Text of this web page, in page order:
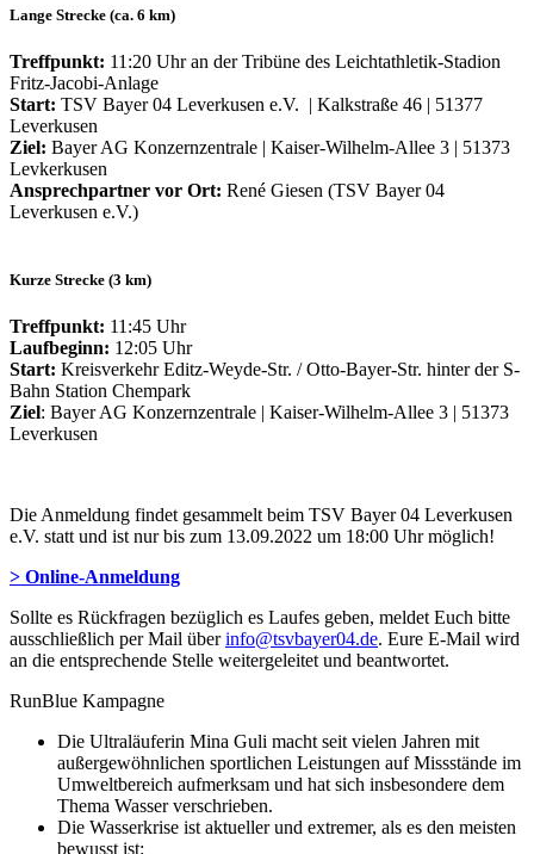
Lange Strecke (ca. 6 km)
Treffpunkt: 11:20 Uhr an der Tribüne des Leichtathletik-Stadion
Fritz-Jacobi-Anlage
Start: TSV Bayer 04 Leverkusen e.V. | Kalkstraße 46 | 51377
Leverkusen
Ziel: Bayer AG Konzernzentrale | Kaiser-Wilhelm-Allee 3 | 51373
Levkerkusen
Ansprechpartner vor Ort: René Giesen (TSV Bayer 04
Leverkusen e.V.)
Kurze Strecke (3 km)
Treffpunkt: 11:45 Uhr
Laufbeginn: 12:05 Uhr
Start: Kreisverkehr Editz-Weyde-Str. / Otto-Bayer-Str. hinter der S-
Bahn Station Chempark
Ziel: Bayer AG Konzernzentrale | Kaiser-Wilhelm-Allee 3 | 51373
Leverkusen
Die Anmeldung findet gesammelt beim TSV Bayer 04 Leverkusen
e.V. statt und ist nur bis zum 13.09.2022 um 18:00 Uhr möglich!
> Online-Anmeldung
Sollte es Rückfragen bezüglich es Laufes geben, meldet Euch bitte
ausschließlich per Mail überinfo@tsvbayer04.de. Eure E-Mail wird
an die entsprechende Stelle weitergeleitet und beantwortet.
RunBlue Kampagne
Die Ultraläuferin Mina Guli macht seit vielen Jahren mit
außergewöhnlichen sportlichen Leistungen auf Missstände im
Umweltbereich aufmerksam und hat sich insbesondere dem
Thema Wasser verschrieben.
Die Wasserkrise ist aktueller und extremer, als es den meisten
bewusst ist: